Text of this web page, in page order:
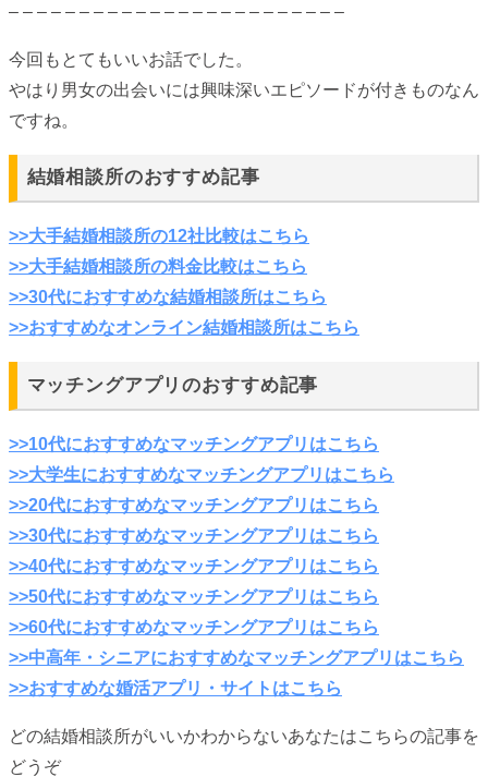
– – – – – – – – – – – – – – – – – – – – – – – –
今回もとてもいいお話でした。
やはり男女の出会いには興味深いエピソードが付きものなん
ですね。
結婚相談所のおすすめ記事
>>大手結婚相談所の12社比較はこちら
>>大手結婚相談所の料金比較はこちら
>>30代におすすめな結婚相談所はこちら
>>おすすめなオンライン結婚相談所はこちら
マッチングアプリのおすすめ記事
>>10代におすすめなマッチングアプリはこちら
>>大学生におすすめなマッチングアプリはこちら
>>20代におすすめなマッチングアプリはこちら
>>30代におすすめなマッチングアプリはこちら
>>40代におすすめなマッチングアプリはこちら
>>50代におすすめなマッチングアプリはこちら
>>60代におすすめなマッチングアプリはこちら
>>中高年・シニアにおすすめなマッチングアプリはこちら
>>おすすめな婚活アプリ・サイトはこちら
どの結婚相談所がいいかわからないあなたはこちらの記事を
どうぞ